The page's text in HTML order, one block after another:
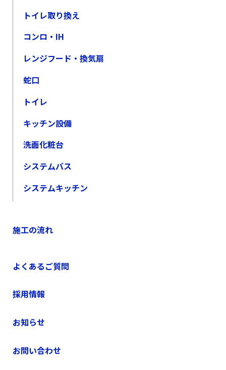
トイレ取り換え
コンロ・IH
レンジフード・換気扇
蛇口
トイレ
キッチン設備
洗面化粧台
システムバス
システムキッチン
施工の流れ
よくあるご質問
採用情報
お知らせ
お問い合わせ